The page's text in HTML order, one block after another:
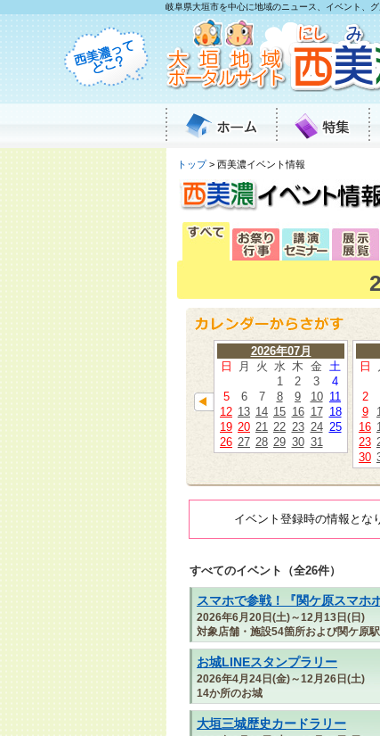
岐阜県大垣市を中心に地域のニュース、イベント、
トップ> 西美濃イベント情報
2026年07月
日
月 火 水 木 金 土
1
2 3
4
5
6 7 8 9 10 11
12 13 14 15 16 17 18
19 20 21 22 23 24 25
26 27 28 29 30 31
日
2
9
16
23
30
イベント登録時の情報とな
すべてのイベント（全26件）
スマホで参戦！『関ケ原スマホ
2026年6月20日(土)～12月13日(日)
対象店舗・施設54箇所および関ケ原
お城LINEスタンプラリー
2026年4月24日(金)～12月26日(土)
14か所のお城
大垣三城歴史カードラリー